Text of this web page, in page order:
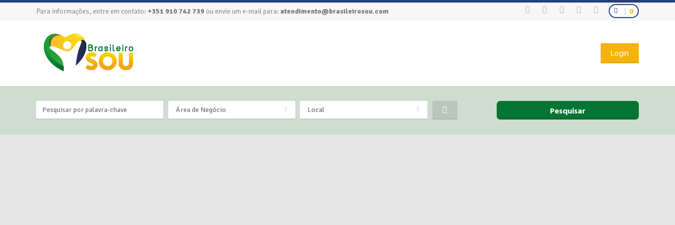
0
Para informações, entre em contato: +351 910 742 739 ou envie um e-mail para: atendimento@brasileirosou.com
Login
Área de Negócio Local Pesquisar